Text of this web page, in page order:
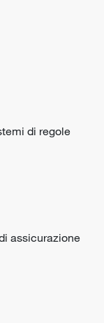
di regole
assicurazione